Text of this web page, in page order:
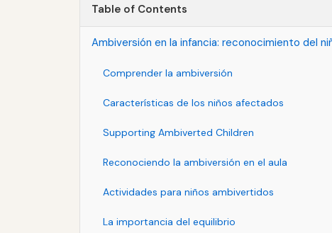
Table of Contents
Ambiversión en la infancia: reconocimiento del
Comprender la ambiversión
Características de los niños afectados
Supporting Ambiverted Children
Reconociendo la ambiversión en el aula
Actividades para niños ambivertidos
La importancia del equilibrio